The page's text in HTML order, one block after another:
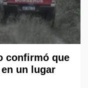
confirmó que
un lugar